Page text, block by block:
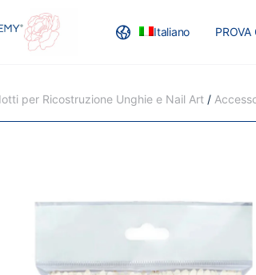
Italiano PROVA
RECENSIONI MASTER
per Ricostruzione Unghie e Nail Art /